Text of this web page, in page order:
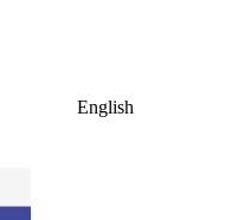
English